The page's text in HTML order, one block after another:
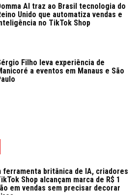
AI traz ao Brasil tecnologia do
Unido que automatiza vendas e
no TikTok Shop
Filho leva experiência de
a eventos em Manaus e São
ferramenta britânica de IA, criadores
Shop alcançam marca de R$ 1
em vendas sem precisar decorar